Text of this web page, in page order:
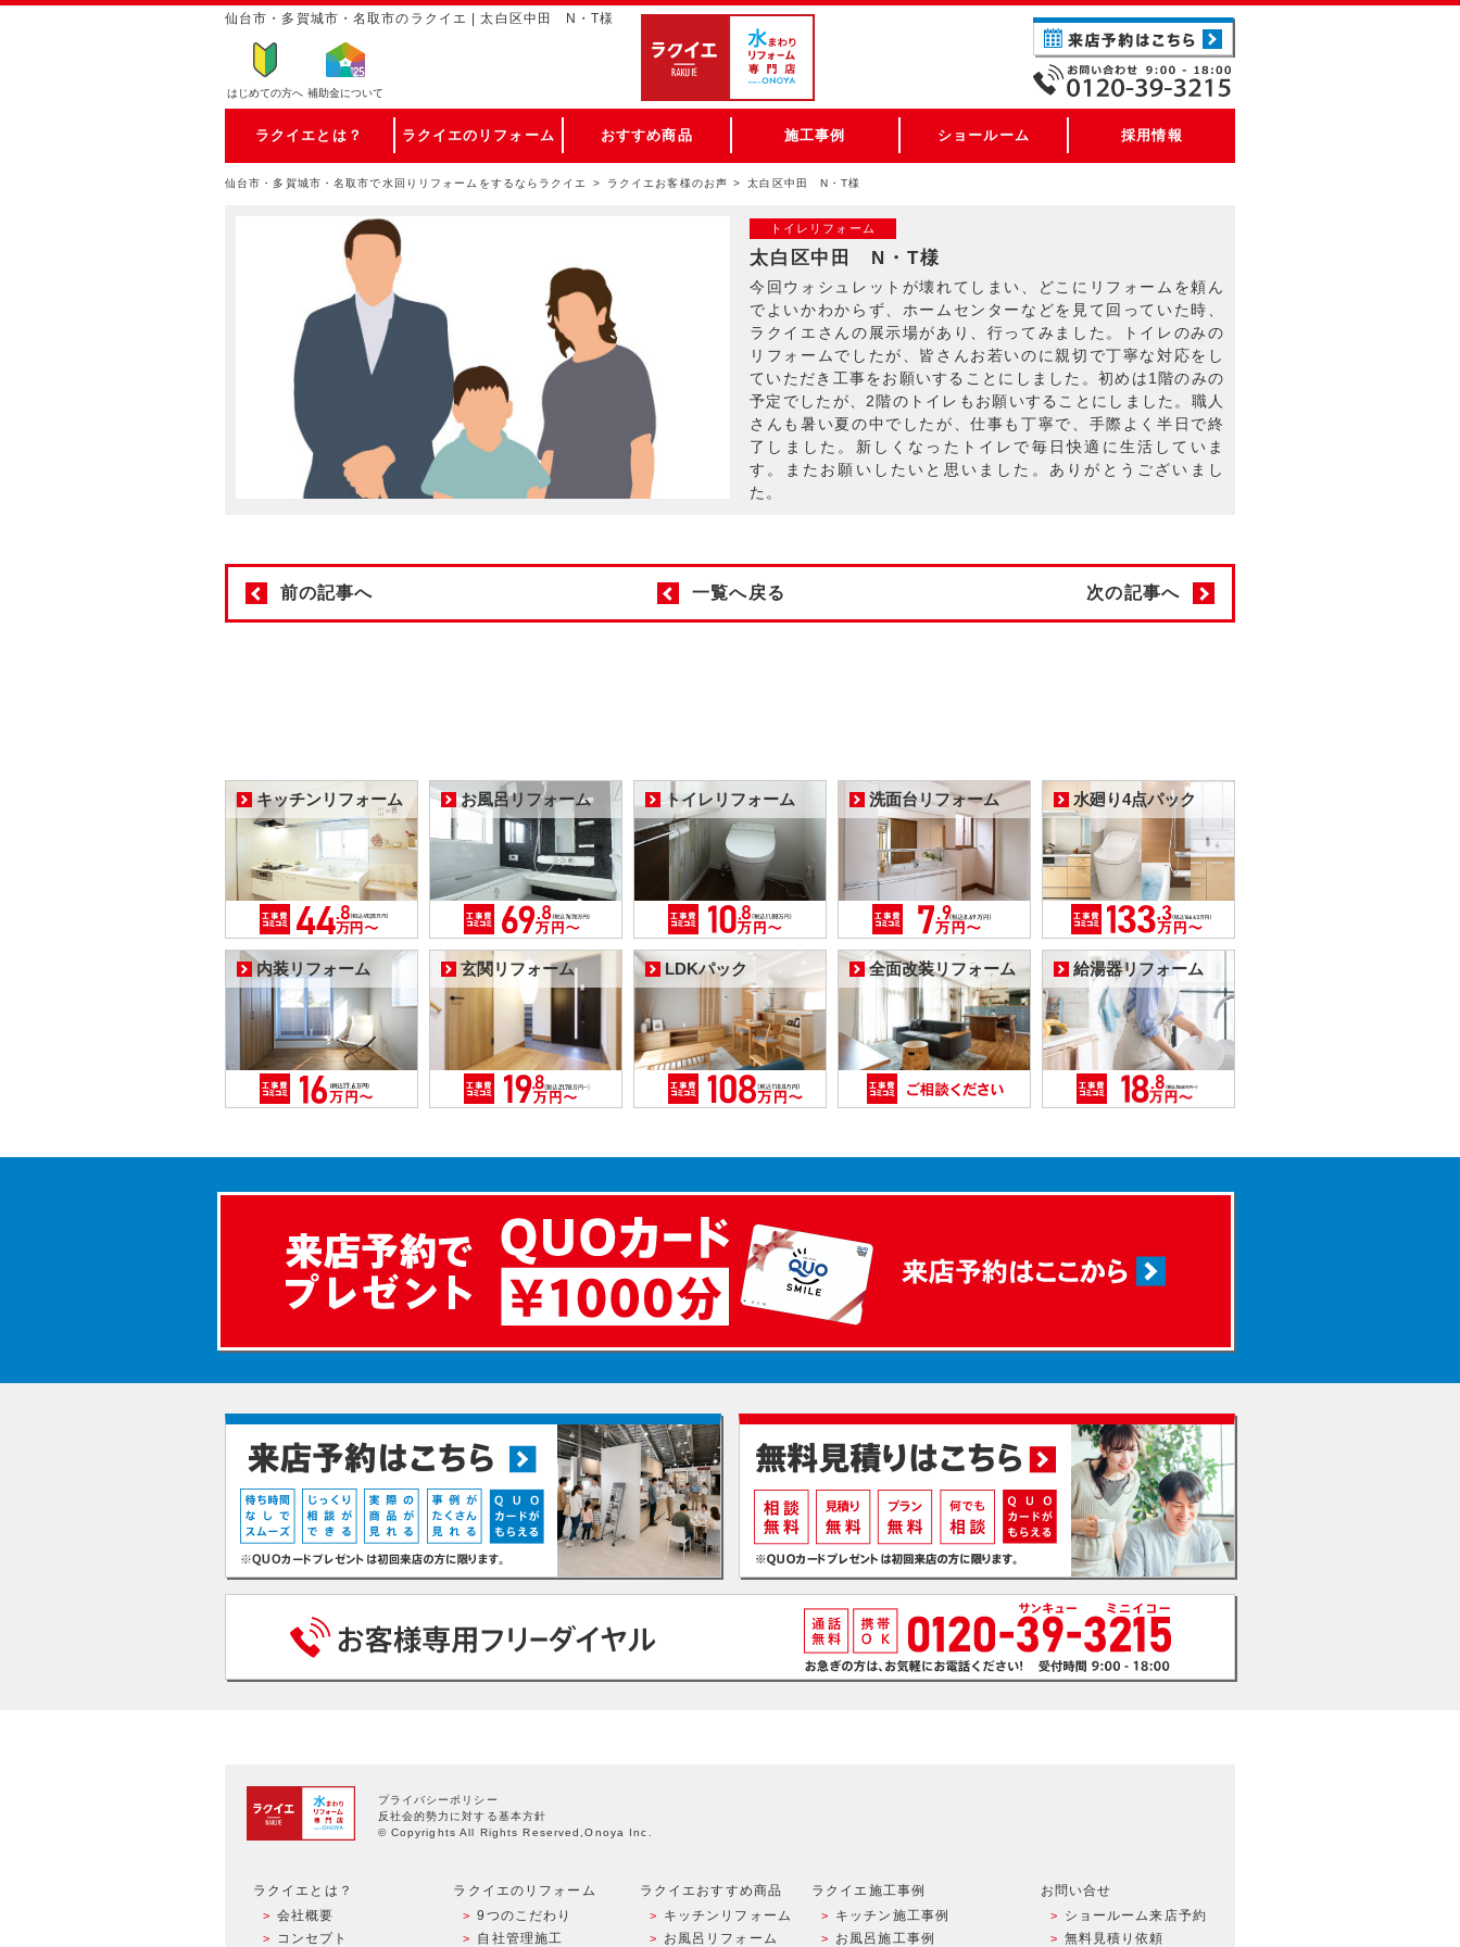
仙台市・多賀城市・名取市のラクイエ | 太白区中田 N・T様
はじめての方へ 補助金について
ラクイエとは？ ラクイエのリフォーム おすすめ商品 施工事例 ショールーム 採用情報
仙台市・多賀城市・名取市で水回りリフォームをするならラクイエ ラクイエお客様のお声 太白区中田 N・T様
トイレリフォーム
太白区中田 N・T様
今回ウォシュレットが壊れてしまい、どこにリフォームを頼ん
でよいかわからず、ホームセンターなどを見て回っていた時、
ラクイエさんの展示場があり、行ってみました。トイレのみの
リフォームでしたが、皆さんお若いのに親切で丁寧な対応をし
ていただき工事をお願いすることにしました。初めは1階のみの
予定でしたが、2階のトイレもお願いすることにしました。職人
さんも暑い夏の中でしたが、仕事も丁寧で、手際よく半日で終
了しました。新しくなったトイレで毎日快適に生活していま
す。またお願いしたいと思いました。ありがとうございまし
た。
前の記事へ 一覧へ戻る 次の記事へ
キッチンリフォーム お風呂リフォーム トイレリフォーム 洗面台リフォーム 水廻り4点パック
内装リフォーム 玄関リフォーム LDKパック 全面改装リフォーム 給湯器リフォーム
プライバシーポリシー
反社会的勢力に対する基本方針
© Copyrights All Rights Reserved,Onoya Inc.
ラクイエとは？
会社概要
コンセプト
ラクイエのリフォーム
9つのこだわり
自社管理施工
ラクイエおすすめ商品
キッチンリフォーム
お風呂リフォーム
ラクイエ施工事例
キッチン施工事例
お風呂施工事例
お問い合せ
ショールーム来店予約
無料見積り依頼